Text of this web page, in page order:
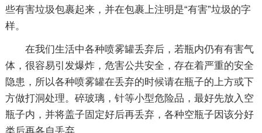
些有害垃圾包裹起来，并在包裹上注明是“有害”垃圾的字
样。
在我们生活中各种喷雾罐丢弃后，若瓶内仍有有害气
体，很容易引发爆炸，危害公共安全，存在着严重的安全
隐患，所以各种喷雾罐在丢弃的时候请在瓶子的上方或下
方做打洞处理。碎玻璃，针等小型危险品，最好先放入空
瓶子内，并将盖子固定好后再丢弃，各种空瓶子因该分好